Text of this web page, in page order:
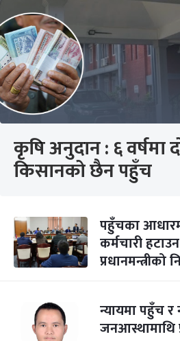
कृषि अनुदान : ६ वर्षमा
किसानको छैन पहुँच
पहुँचका
कर्मचारी
प्रधानमन्त्रीको
न्यायमा पहुँच
जनआस्थामाथि